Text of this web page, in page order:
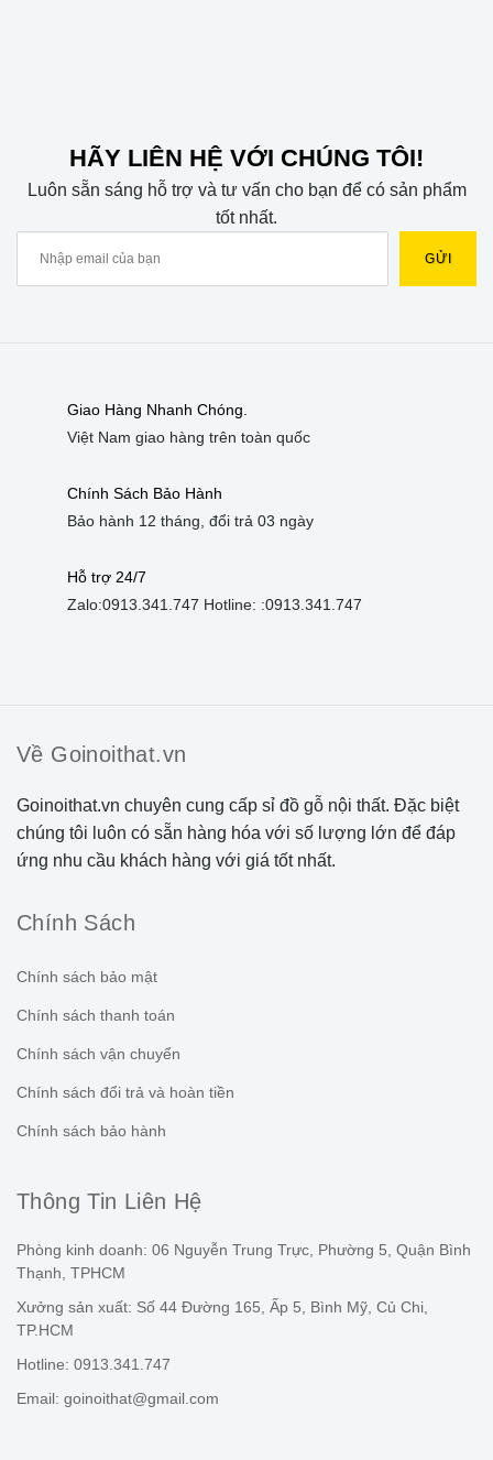
HÃY LIÊN HỆ VỚI CHÚNG TÔI!
Luôn sẵn sáng hỗ trợ và tư vấn cho bạn để có sản phẩm
tốt nhất.
Giao Hàng Nhanh Chóng.
Việt Nam giao hàng trên toàn quốc
Chính Sách Bảo Hành
Bảo hành 12 tháng, đổi trả 03 ngày
Hỗ trợ 24/7
Zalo:0913.341.747 Hotline: :0913.341.747
Về Goinoithat.vn
Goinoithat.vn chuyên cung cấp sỉ đồ gỗ nội thất. Đặc biệt
chúng tôi luôn có sẵn hàng hóa với số lượng lớn để đáp
ứng nhu cầu khách hàng với giá tốt nhất.
Chính Sách
Chính sách bảo mật
Chính sách thanh toán
Chính sách vận chuyển
Chính sách đổi trả và hoàn tiền
Chính sách bảo hành
Thông Tin Liên Hệ
Phòng kinh doanh: 06 Nguyễn Trung Trực, Phường 5, Quận Bình
Thạnh, TPHCM
Xưởng sản xuất: Số 44 Đường 165, Ấp 5, Bình Mỹ, Củ Chi,
TP.HCM
Hotline: 0913.341.747
Email: goinoithat@gmail.com